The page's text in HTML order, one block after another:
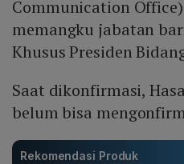
Communication
memangku jabatan
Khusus Presiden
Saat dikonfirmasi,
belum bisa
Rekomendasi Produk